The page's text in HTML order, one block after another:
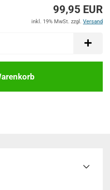
99,95 EUR
inkl. 19% MwSt. zzgl. Versand